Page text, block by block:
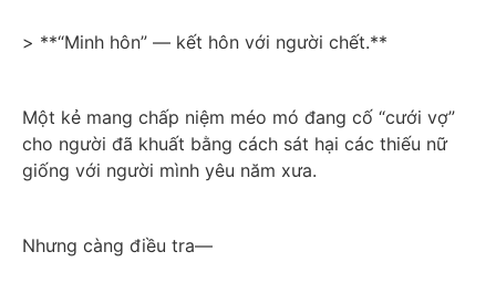
> **“Minh hôn” — kết hôn với người chết.**
Một kẻ mang chấp niệm méo mó đang cố “cưới vợ”
cho người đã khuất bằng cách sát hại các thiếu nữ
giống với người mình yêu năm xưa.
Nhưng càng điều tra—